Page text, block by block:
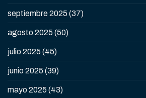
septiembre 2025 (37)
agosto 2025 (50)
julio 2025 (45)
junio 2025 (39)
mayo 2025 (43)